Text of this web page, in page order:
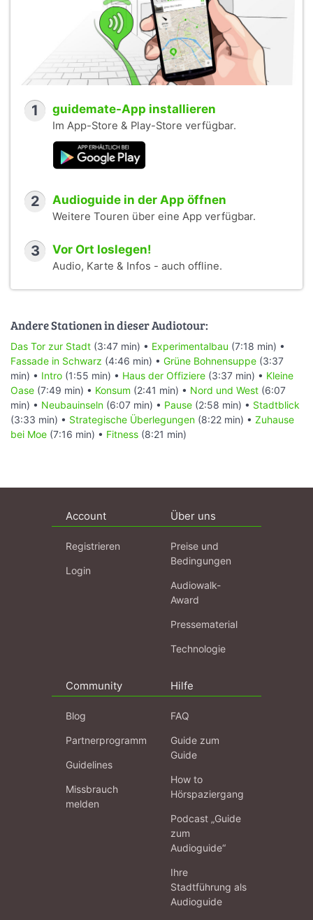
1 guidemate-App installieren
Im App-Store & Play-Store verfügbar.
2 Audioguide in der App öffnen
Weitere Touren über eine App verfügbar.
3 Vor Ort loslegen!
Audio, Karte & Infos - auch offline.
Andere Stationen in dieser Audiotour:
Das Tor zur Stadt (3:47 min) • Experimentalbau (7:18 min) •
Fassade in Schwarz (4:46 min) • Grüne Bohnensuppe (3:37
min) • Intro (1:55 min) • Haus der Offiziere (3:37 min) • Kleine
Oase (7:49 min) • Konsum (2:41 min) • Nord und West (6:07
min) • Neubauinseln (6:07 min) • Pause (2:58 min) • Stadtblick
(3:33 min) • Strategische Überlegungen (8:22 min) • Zuhause
bei Moe (7:16 min) • Fitness (8:21 min)
Account
Registrieren
Login
Über uns
Preise und
Bedingungen
Audiowalk-
Award
Pressematerial
Technologie
Community
Blog
Partnerprogramm
Guidelines
Missbrauch
melden
Hilfe
FAQ
Guide zum
Guide
How to
Hörspaziergang
Podcast „Guide
zum
Audioguide“
Ihre
Stadtführung als
Audioguide